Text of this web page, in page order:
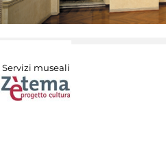
Servizi museali